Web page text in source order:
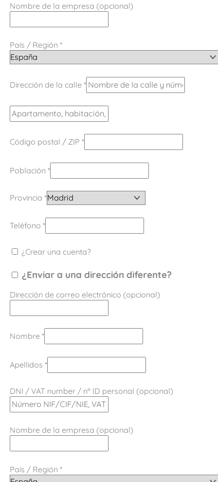
Nombre de la empresa (opcional)
País / Región *
Dirección de la calle *
Código postal / ZIP *
Población *
Provincia *
Teléfono *
¿Crear una cuenta?
¿Enviar a una dirección diferente?
Dirección de correo electrónico (opcional)
Nombre *
Apellidos *
DNI / VAT number / nº ID personal (opcional)
Nombre de la empresa (opcional)
País / Región *